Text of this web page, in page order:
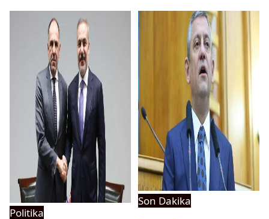
Politika
Son Dakika